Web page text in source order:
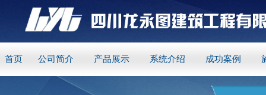
首页 公司简介 产品展示 系统介绍 成功案例